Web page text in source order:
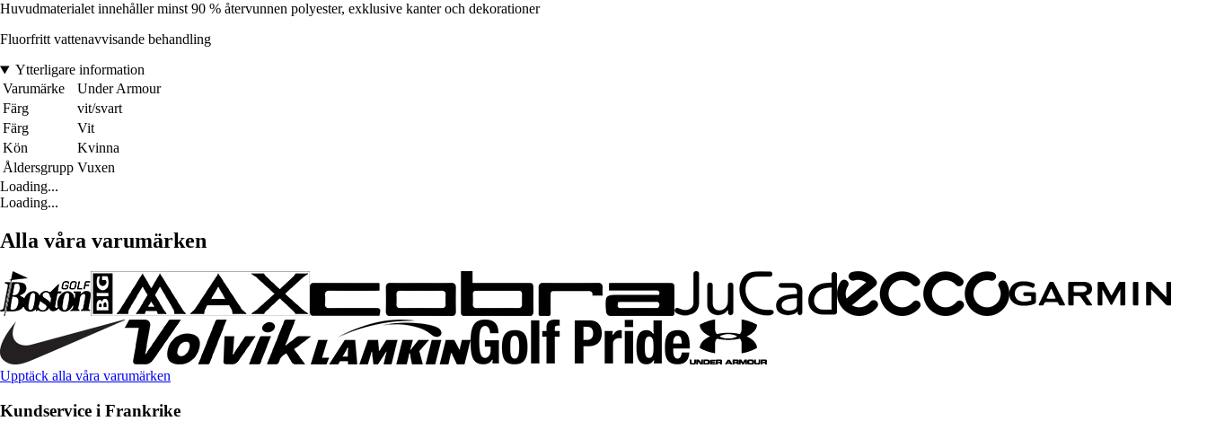
Huvudmaterialet innehåller minst 90 % återvunnen polyester, exklusive kanter och dekorationer
Fluorfritt vattenavvisande behandling
Ytterligare information
Varumärke
Under Armour
Färg
vit/svart
Färg
Vit
Kön
Kvinna
Åldersgrupp Vuxen
Loading...
Loading...
Alla våra varumärken
Upptäck alla våra varumärken
Kundservice i Frankrike